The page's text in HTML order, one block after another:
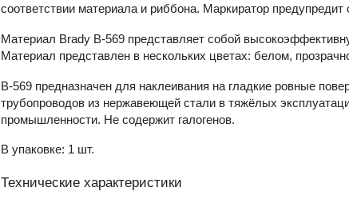
соответствии материала и риббона. Маркиратор
Материал Brady B-569 представляет собой
Материал представлен в нескольких цветах: белом,
B-569 предназначен для наклеивания на гладкие ровные
трубопроводов из нержавеющей стали в тяжёлых
промышленности. Не содержит галогенов.
В упаковке: 1 шт.
Технические характеристики